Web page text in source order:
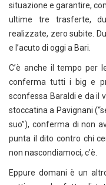
situazione e garantire,
ultime tre trasferte,
realizzate, zero subite.
e l’acuto di oggi a Bari.
C’è anche il tempo per
conferma tutti i big e
sconfessa Baraldi e da il
stoccatina a Pavignani
suo”), conferma di non
punta il dito contro chi
non nascondiamoci, c’è.
Eppure domani è un